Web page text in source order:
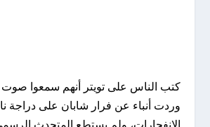
كتب الناس على تويتر أنهم سمعوا صوت
وردت أنباء عن فرار شابان على دراجة